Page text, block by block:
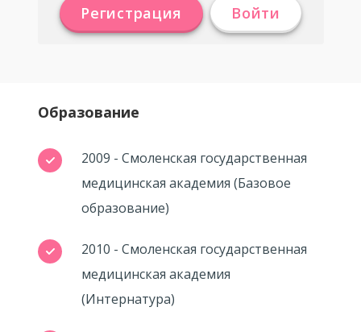
Регистрация Войти
Образование
2009 - Смоленская государственная
медицинская академия (Базовое
образование)
2010 - Смоленская государственная
медицинская академия
(Интернатура)